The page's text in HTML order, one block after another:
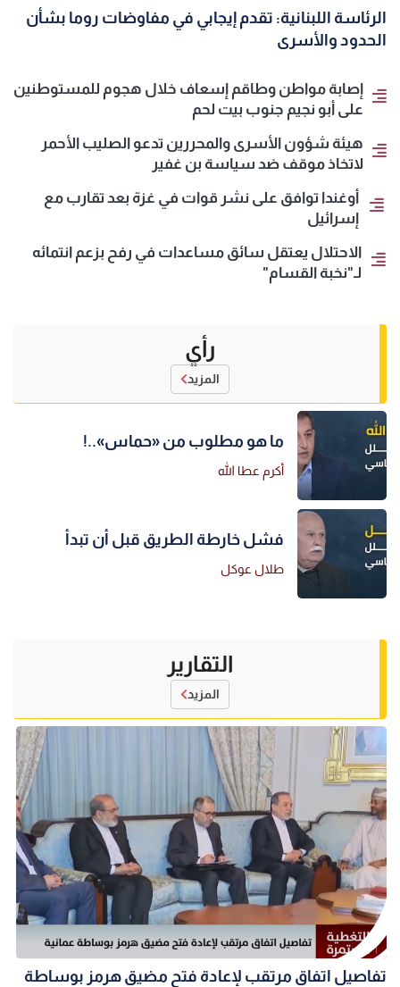
الرئاسة اللبنانية: تقدم إيجابي في مفاوضات روما بشأن
الحدود والأسرى
إصابة مواطن وطاقم إسعاف خلال هجوم للمستوطنين
على أبو نجيم جنوب بيت لحم
هيئة شؤون الأسرى والمحررين تدعو الصليب الأحمر
لاتخاذ موقف ضد سياسة بن غفير
أوغندا توافق على نشر قوات في غزة بعد تقارب مع
إسرائيل
الاحتلال يعتقل سائق مساعدات في رفح بزعم انتمائه
لـ"نخبة القسام"
رأي
المزيد
ما هو مطلوب من «حماس»..!
أكرم عطا الله
فشل خارطة الطريق قبل أن تبدأ
طلال عوكل
التقارير
المزيد
تفاصيل اتفاق مرتقب لإعادة فتح مضيق هرمز بوساطة